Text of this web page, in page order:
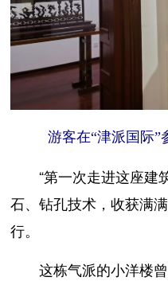
游客在“津派国际
“第一次走进这座建
石、钻孔技术，收获满
行。
这栋气派的小洋楼曾